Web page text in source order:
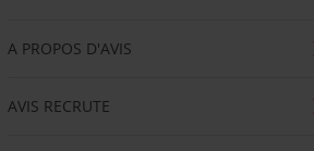
A PROPOS D'AVIS
AVIS RECRUTE